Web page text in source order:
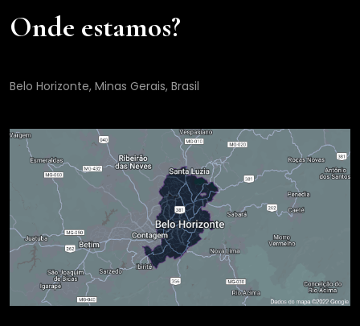
Onde estamos?
Belo Horizonte, Minas Gerais, Brasil